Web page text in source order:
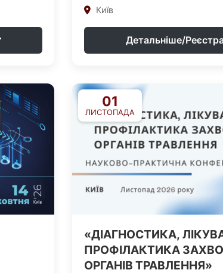
Київ
Детальніше/
01
ЛИСТОПАДА
«ДІАГНОСТИКА,
ПРОФІЛАКТИКА
ОРГАНІВ ТРАВЛЕННЯ»